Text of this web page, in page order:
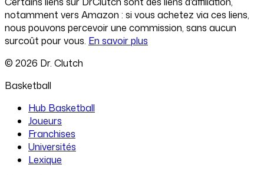
notamment vers Amazon : si vous achetez via ces liens,
nous pouvons percevoir une commission, sans aucun
surcoût pour vous. En savoir plus
© 2026 Dr. Clutch
Basketball
Hub Basketball
Joueurs
Franchises
Universités
Lexique